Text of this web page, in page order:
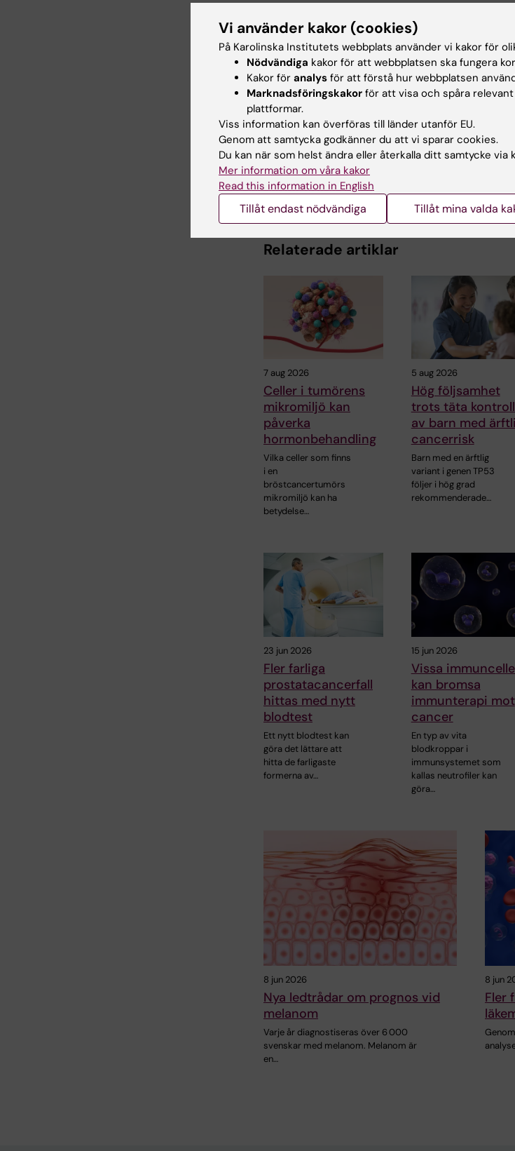
Tags
Cancer och onkologi Hematologi
Uppdaterad av:
Ann Sofie Sten
2024-05-28
Dela
Relaterade artiklar
7 aug 2026
Celler i tumörens
mikromiljö kan
påverka
hormonbehandling
Vilka celler som finns
i en
bröstcancertumörs
mikromiljö kan ha
betydelse…
5 aug 2026
Hög följsamhet
trots täta
av barn med
cancerrisk
Barn med en ärftlig
variant i genen TP53
följer i hög grad
rekommenderade…
23 jun 2026
Fler farliga
prostatacancerfall
hittas med nytt
blodtest
Ett nytt blodtest kan
göra det lättare att
hitta de farligaste
formerna av…
15 jun 2026
Vissa
kan bromsa
immunterapi mot
cancer
En typ av vita
blodkroppar i
immunsystemet som
kallas neutrofiler kan
göra…
8 jun 2026
Nya ledtrådar om prognos vid
melanom
Varje år diagnostiseras över 6 000
svenskar med melanom. Melanom är
en…
8 jun
Fler
Vi använder kakor (cookies)
På Karolinska Institutets webbplats använder vi kakor för
Nödvändiga kakor för att webbplatsen ska fungera
Kakor för analys för att förstå hur webbplatsen
Marknadsföringskakor för att visa och spåra
plattformar.
Viss information kan överföras till länder utanför EU.
Genom att samtycka godkänner du att vi sparar cookies.
Du kan när som helst ändra eller återkalla ditt samtycke
Mer information om våra kakor
Read this information in English
Tillåt endast nödvändiga Tillåt mina valda